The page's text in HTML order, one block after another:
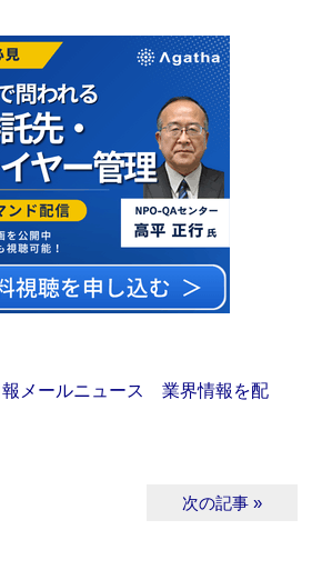
メールニュース 業界情報を配
次の記事 »